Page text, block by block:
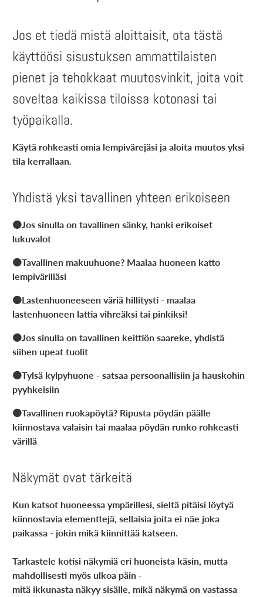
Jos et tiedä mistä aloittaisit, ota tästä
käyttöösi sisustuksen ammattilaisten
pienet ja tehokkaat muutosvinkit, joita voit
soveltaa kaikissa tiloissa kotonasi tai
työpaikalla.
Käytä rohkeasti omia lempivärejäsi ja aloita muutos yksi
tila kerrallaan.
Yhdistä yksi tavallinen yhteen erikoiseen
🟠Jos sinulla on tavallinen sänky, hanki erikoiset
lukuvalot
🟠Tavallinen makuuhuone? Maalaa huoneen katto
lempivärilläsi
🟠Lastenhuoneeseen väriä hillitysti - maalaa
lastenhuoneen lattia vihreäksi tai pinkiksi!
🟠Jos sinulla on tavallinen keittiön saareke, yhdistä
siihen upeat tuolit
🟠Tylsä kylpyhuone - satsaa persoonallisiin ja hauskohin
pyyhkeisiin
🟠Tavallinen ruokapöytä? Ripusta pöydän päälle
kiinnostava valaisin tai maalaa pöydän runko rohkeasti
värillä
Näkymät ovat tärkeitä
Kun katsot huoneessa ympärillesi, sieltä pitäisi löytyä
kiinnostavia elementtejä, sellaisia joita ei näe joka
paikassa - jokin mikä kiinnittää katseen.
Tarkastele kotisi näkymiä eri huoneista käsin, mutta
mahdollisesti myös ulkoa päin -
mitä ikkunasta näkyy sisälle, mikä näkymä on vastassa